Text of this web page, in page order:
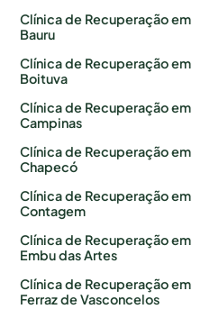
Clínica de Recuperação em
Bauru
Clínica de Recuperação em
Boituva
Clínica de Recuperação em
Campinas
Clínica de Recuperação em
Chapecó
Clínica de Recuperação em
Contagem
Clínica de Recuperação em
Embu das Artes
Clínica de Recuperação em
Ferraz de Vasconcelos